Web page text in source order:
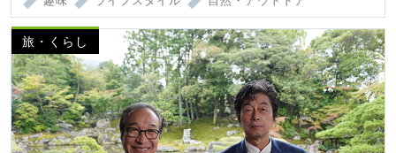
旅・くらし